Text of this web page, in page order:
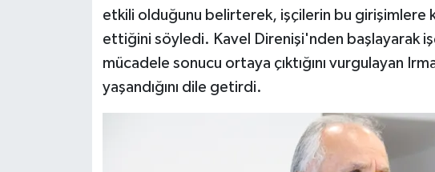
etkili olduğunu belirterek, işçilerin bu girişimlere
ettiğini söyledi. Kavel Direnişi'nden başlayarak işçi
mücadele sonucu ortaya çıktığını vurgulayan
yaşandığını dile getirdi.